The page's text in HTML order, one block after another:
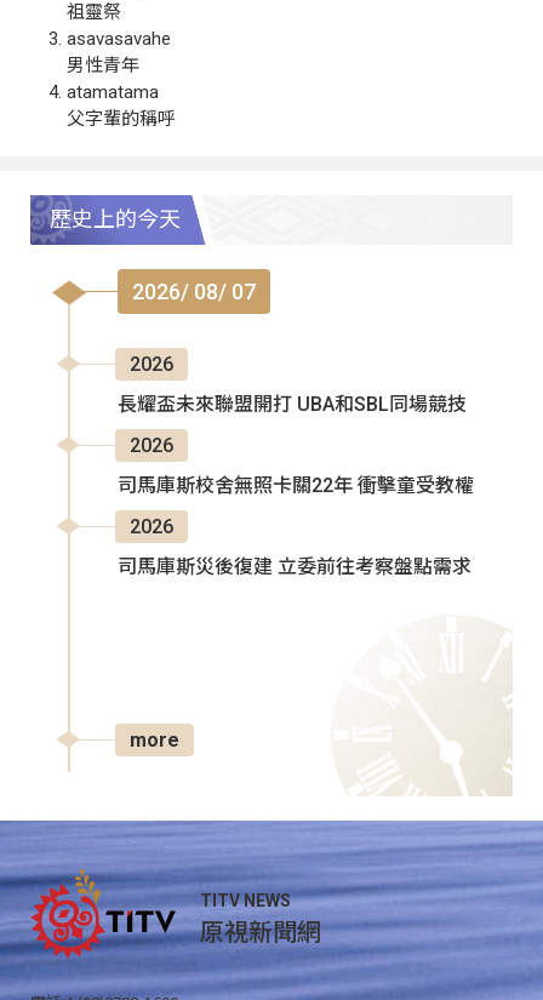
祖靈祭
asavasavahe
男性青年
atamatama
父字輩的稱呼
歷史上的今天
2026/ 08/ 07
2026
長耀盃未來聯盟開打 UBA和SBL同場競技
2026
司馬庫斯校舍無照卡關22年 衝擊童受教權
2026
司馬庫斯災後復建 立委前往考察盤點需求
more
TITV NEWS
原視新聞網